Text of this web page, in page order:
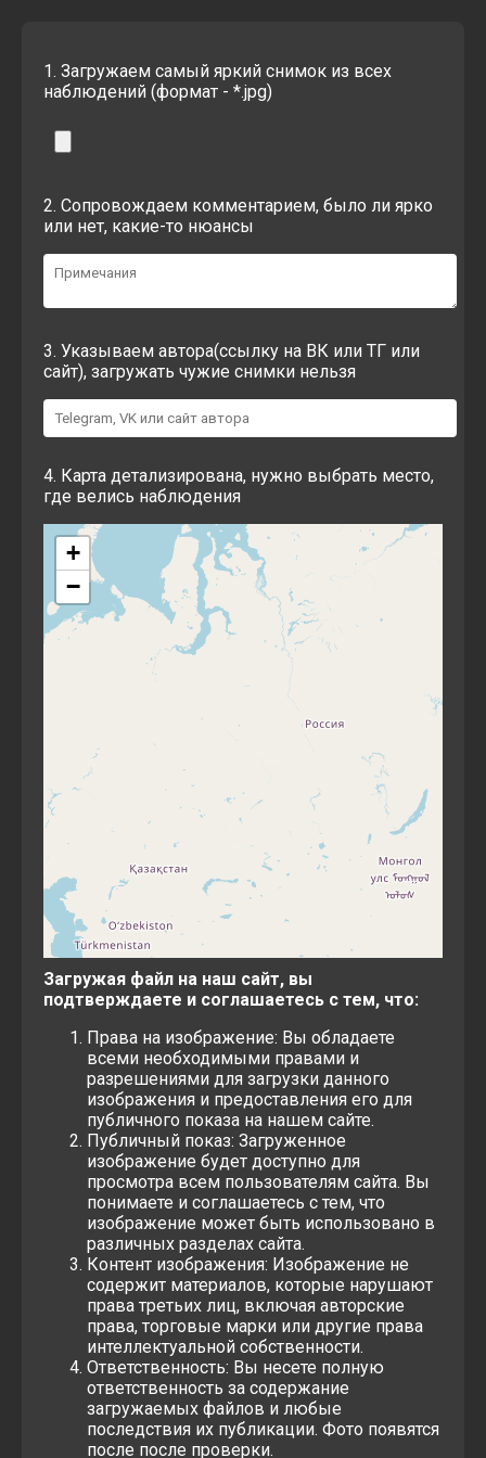
1. Загружаем самый яркий снимок из всех
наблюдений (формат - *.jpg)
2. Сопровождаем комментарием, было ли ярко
или нет, какие-то нюансы
3. Указываем автора(ссылку на ВК или ТГ или
сайт), загружать чужие снимки нельзя
4. Карта детализирована, нужно выбрать место,
где велись наблюдения
+
−
Загружая файл на наш сайт, вы
подтверждаете и соглашаетесь с тем, что:
Права на изображение: Вы обладаете
всеми необходимыми правами и
разрешениями для загрузки данного
изображения и предоставления его для
публичного показа на нашем сайте.
Публичный показ: Загруженное
изображение будет доступно для
просмотра всем пользователям сайта. Вы
понимаете и соглашаетесь с тем, что
изображение может быть использовано в
различных разделах сайта.
Контент изображения: Изображение не
содержит материалов, которые нарушают
права третьих лиц, включая авторские
права, торговые марки или другие права
интеллектуальной собственности.
Ответственность: Вы несете полную
ответственность за содержание
загружаемых файлов и любые
последствия их публикации. Фото появятся
после после проверки.